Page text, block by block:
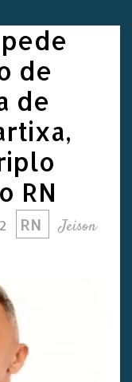
de
de
RN
RN
Jeison